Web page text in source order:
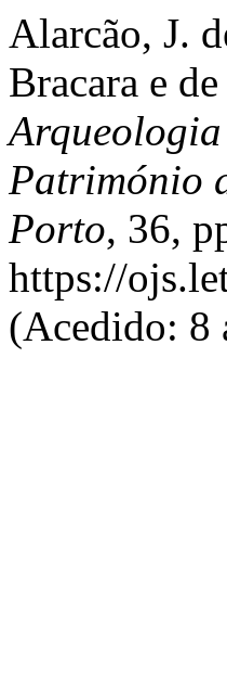
Alarcão, J.
Bracara e
Património
Porto, 36,
https://
(Acedido: 8